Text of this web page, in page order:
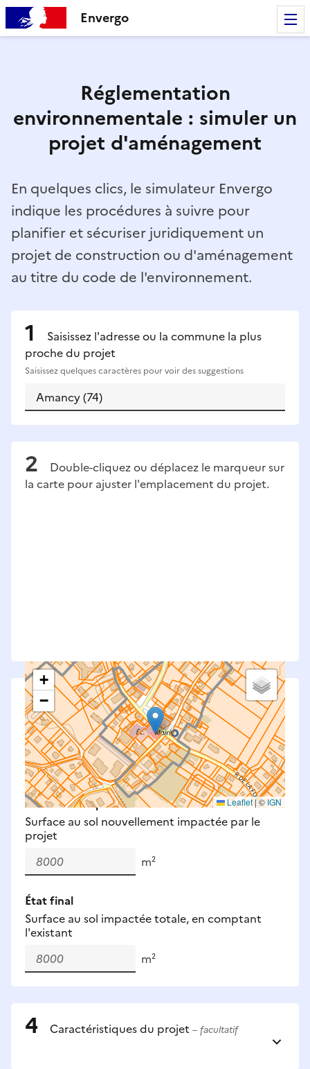
Envergo
Réglementation
environnementale : simuler un
projet d'aménagement
En quelques clics, le simulateur Envergo
indique les procédures à suivre pour
planifier et sécuriser juridiquement un
projet de construction ou d'aménagement
au titre du code de l'environnement.
Saisissez l'adresse ou la commune la plus
proche du projet
Saisissez quelques caractères pour voir des suggestions
Double-cliquez ou déplacez le marqueur sur
la carte pour ajuster l'emplacement du projet.
+
−
Leaflet|© IGN
Saisissez les surfaces aménagées par le projet
Surfaces à prendre en compte : bâti, voirie,
espaces verts, remblais et bassins — impacts
définitifs et temporaires (travaux).
Nouveaux impacts
Surface au sol nouvellement impactée par le
projet
m²
État final
Surface au sol impactée totale, en comptant
l'existant
m²
Caractéristiques du projet – facultatif